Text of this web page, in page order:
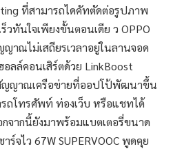
ที่สามารถไดคัทตัดต่อรูปภาพ
วทันใจเพียงขั้นตอนเดีย ว OPPO
าณไม่เสถียรเวลาอยู่ในลานจอด
ลล์คอนเสิร์ตด้วย LinkBoost
ญญาณเครือข่ายที่ออปโป้พัฒนาขึ้น
รถโทรศัพท์ ท่องเว็บ หรือแชทได้
กจากนี้ยังมาพร้อมแบตเตอรี่ขนาด
ร์จไว 67W SUPERVOOC พูดคุย